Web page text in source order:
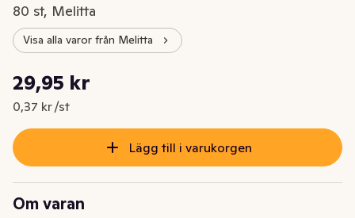
80 st, Melitta
Visa alla varor från Melitta
Nuvarande pris är: 29,95 kr
29,95 kr
0,37 kr /st
Styckpris: 0,37 kr /st
Lägg till i varukorgen
Om varan